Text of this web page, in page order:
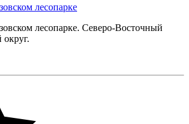
лесопарке
лесопарке. Северо-Восточный